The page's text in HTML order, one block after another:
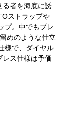
る者を海底に誘
ストラップや
プ。中でもブレ
めのような仕立
様で、ダイヤル
レス仕様は予価